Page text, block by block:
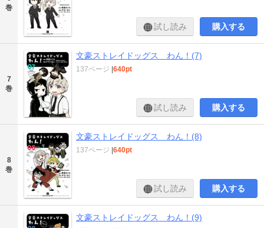
巻
試し読み 購入する
7
巻
文豪ストレイドッグス わん！(7)
137ページ |640pt
試し読み 購入する
8
巻
文豪ストレイドッグス わん！(8)
137ページ |640pt
試し読み 購入する
文豪ストレイドッグス わん！(9)